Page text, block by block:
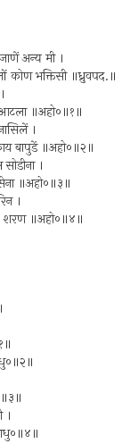
अन्य मी ।
कोण भक्तिसी ॥ध्रुवपद.॥
आटला ॥अहो०॥१॥
।
बापुडें ॥अहो०॥२॥
।
॥अहो०॥३॥
।
शरण ॥अहो०॥४॥
।